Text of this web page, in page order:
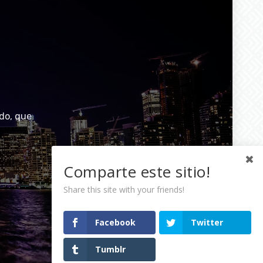
que
Comparte este sitio!
Share this site with your friends!
Facebook Twitter
Tumblr